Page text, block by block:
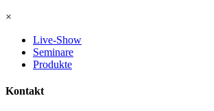
×
Live-Show
Seminare
Produkte
Kontakt